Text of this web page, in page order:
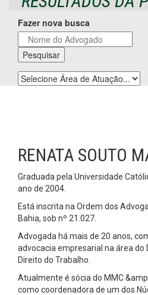
Fazer nova busca
RENATA SOUTO
Graduada pela Universidade
ano de 2004.
Está inscrita na Ordem dos
Bahia, sob nº 21.027.
Advogada há mais de 20 anos,
advocacia empresarial na área do
Direito do Trabalho.
Atualmente é sócia do MMC
como coordenadora de um dos